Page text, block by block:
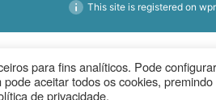
para fins analíticos. Pode
aceitar todos os cookies,
de privacidade.
This site is registered on